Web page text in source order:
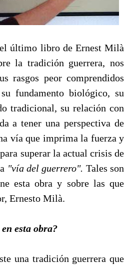
el último libro de Ernest Milà
la tradición guerrera, nos
rasgos peor comprendidos
fundamento biológico, su
tradicional, su relación con
a tener una perspectiva de
vía que imprima la fuerza y
superar la actual crisis de
"vía del guerrero". Tales son
esta obra y sobre las que
Ernesto Milà.
esta obra?
una tradición guerrera que